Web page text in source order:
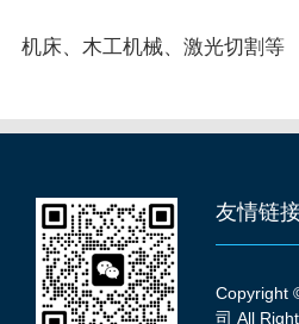
机床、木工机械、激光切割等
友情链
Copyright
司 All